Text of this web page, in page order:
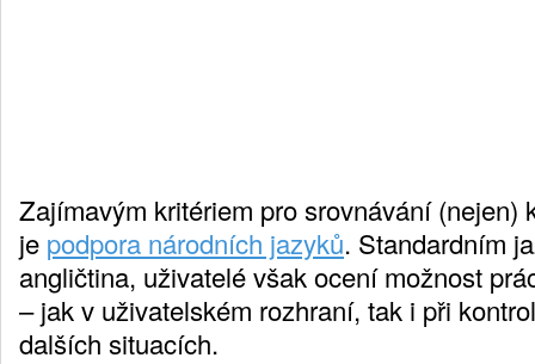
Zajímavým kritériem pro srovnávání (nejen)
je podpora národních jazyků. Standardním
angličtina, uživatelé však ocení možnost
– jak v uživatelském rozhraní, tak i při
dalších situacích.